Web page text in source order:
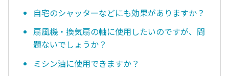
自宅のシャッターなどにも効果がありますか？
扇風機・換気扇の軸に使用したいのですが、問
題ないでしょうか？
ミシン油に使用できますか？